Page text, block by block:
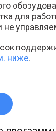
для
не
ниже.